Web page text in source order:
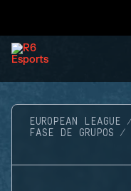
EUROPEAN LEAGUE
FASE DE GRUPOS